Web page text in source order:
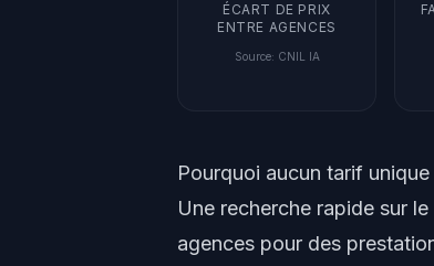
ÉCART DE PRIX
ENTRE AGENCES
Source: CNIL IA
Pourquoi aucun tarif
Une recherche rapide sur
agences pour des